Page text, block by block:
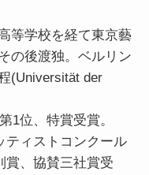
等学校を経て東京藝
の後渡独。ベルリン
(Universität der
位、特賞受賞。
ィストコンクール
賞、協賛三社賞受